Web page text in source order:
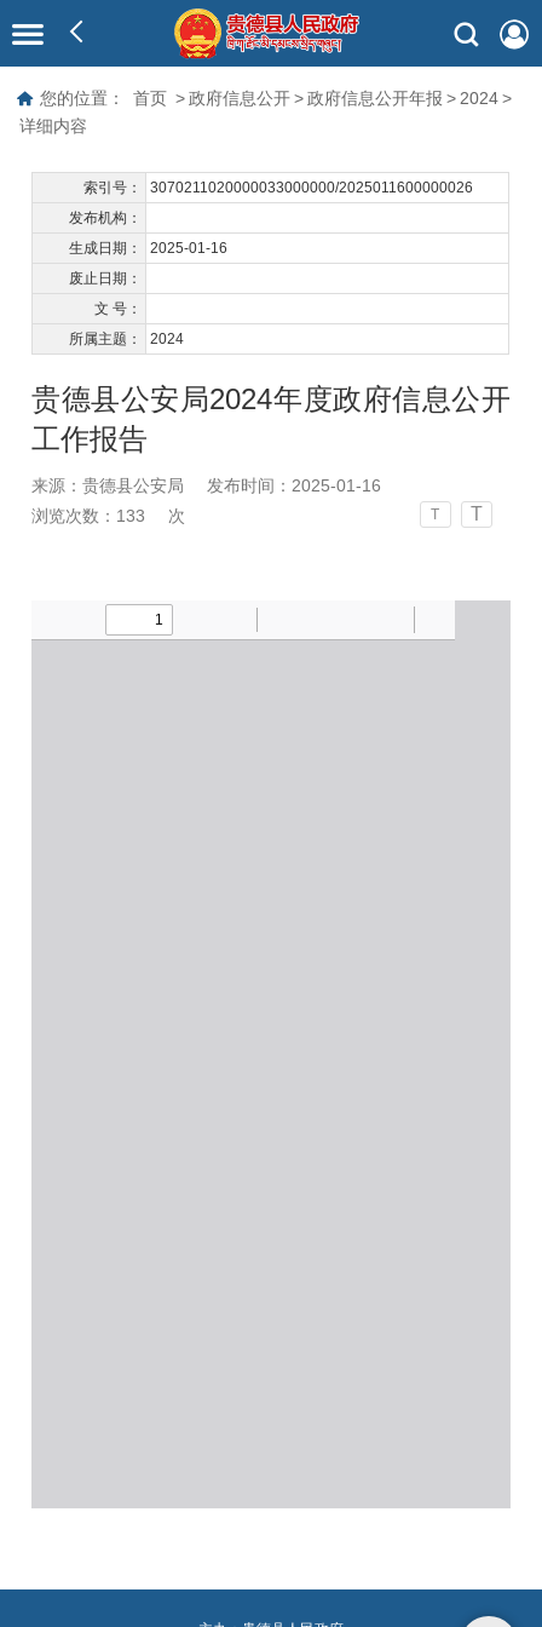
您的位置： 首页 > 政府信息公开 > 政府信息公开年报 > 2024 >
详细内容
索引号：
3070211020000033000000/2025011600000026
发布机构：
生成日期：
2025-01-16
废止日期：
文 号：
所属主题：
2024
贵德县公安局2024年度政府信息公开
工作报告
来源：贵德县公安局
发布时间：2025-01-16
浏览次数： 133 次 T T